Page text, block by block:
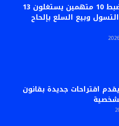
الداخلية:ضبط 10 متهمين يستغلون 13
وبيع السلع بإلحاح
اقتراحات جديدة بقانون